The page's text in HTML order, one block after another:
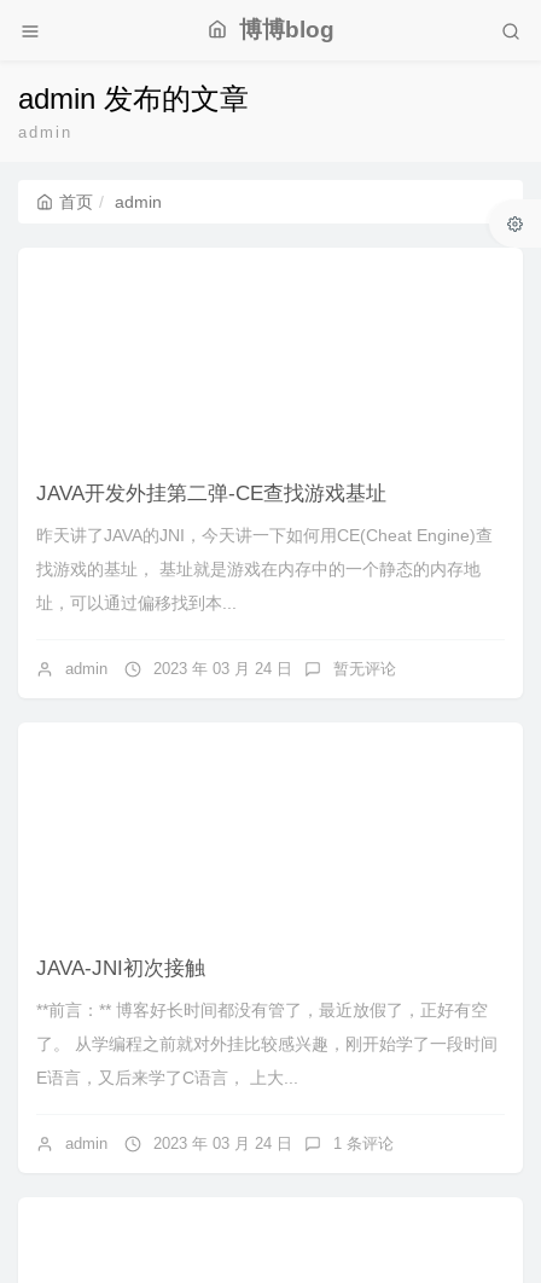
博博blog
admin 发布的文章
admin
首页 admin
JAVA开发外挂第二弹-CE查找游戏基址
昨天讲了JAVA的JNI，今天讲一下如何用CE(Cheat Engine)查
找游戏的基址， 基址就是游戏在内存中的一个静态的内存地
址，可以通过偏移找到本...
admin 2023 年 03 月 24 日 暂无评论
JAVA-JNI初次接触
**前言：** 博客好长时间都没有管了，最近放假了，正好有空
了。 从学编程之前就对外挂比较感兴趣，刚开始学了一段时间
E语言，又后来学了C语言， 上大...
admin 2023 年 03 月 24 日 1 条评论